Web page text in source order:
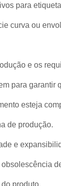
para
curva ou
e os
para garantir
esteja
de produção.
e
produto.